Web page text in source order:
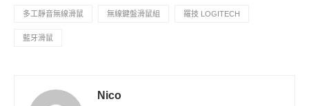
多工靜音無線滑鼠 無線鍵盤滑鼠組 羅技 LOGITECH
藍牙滑鼠
Nico